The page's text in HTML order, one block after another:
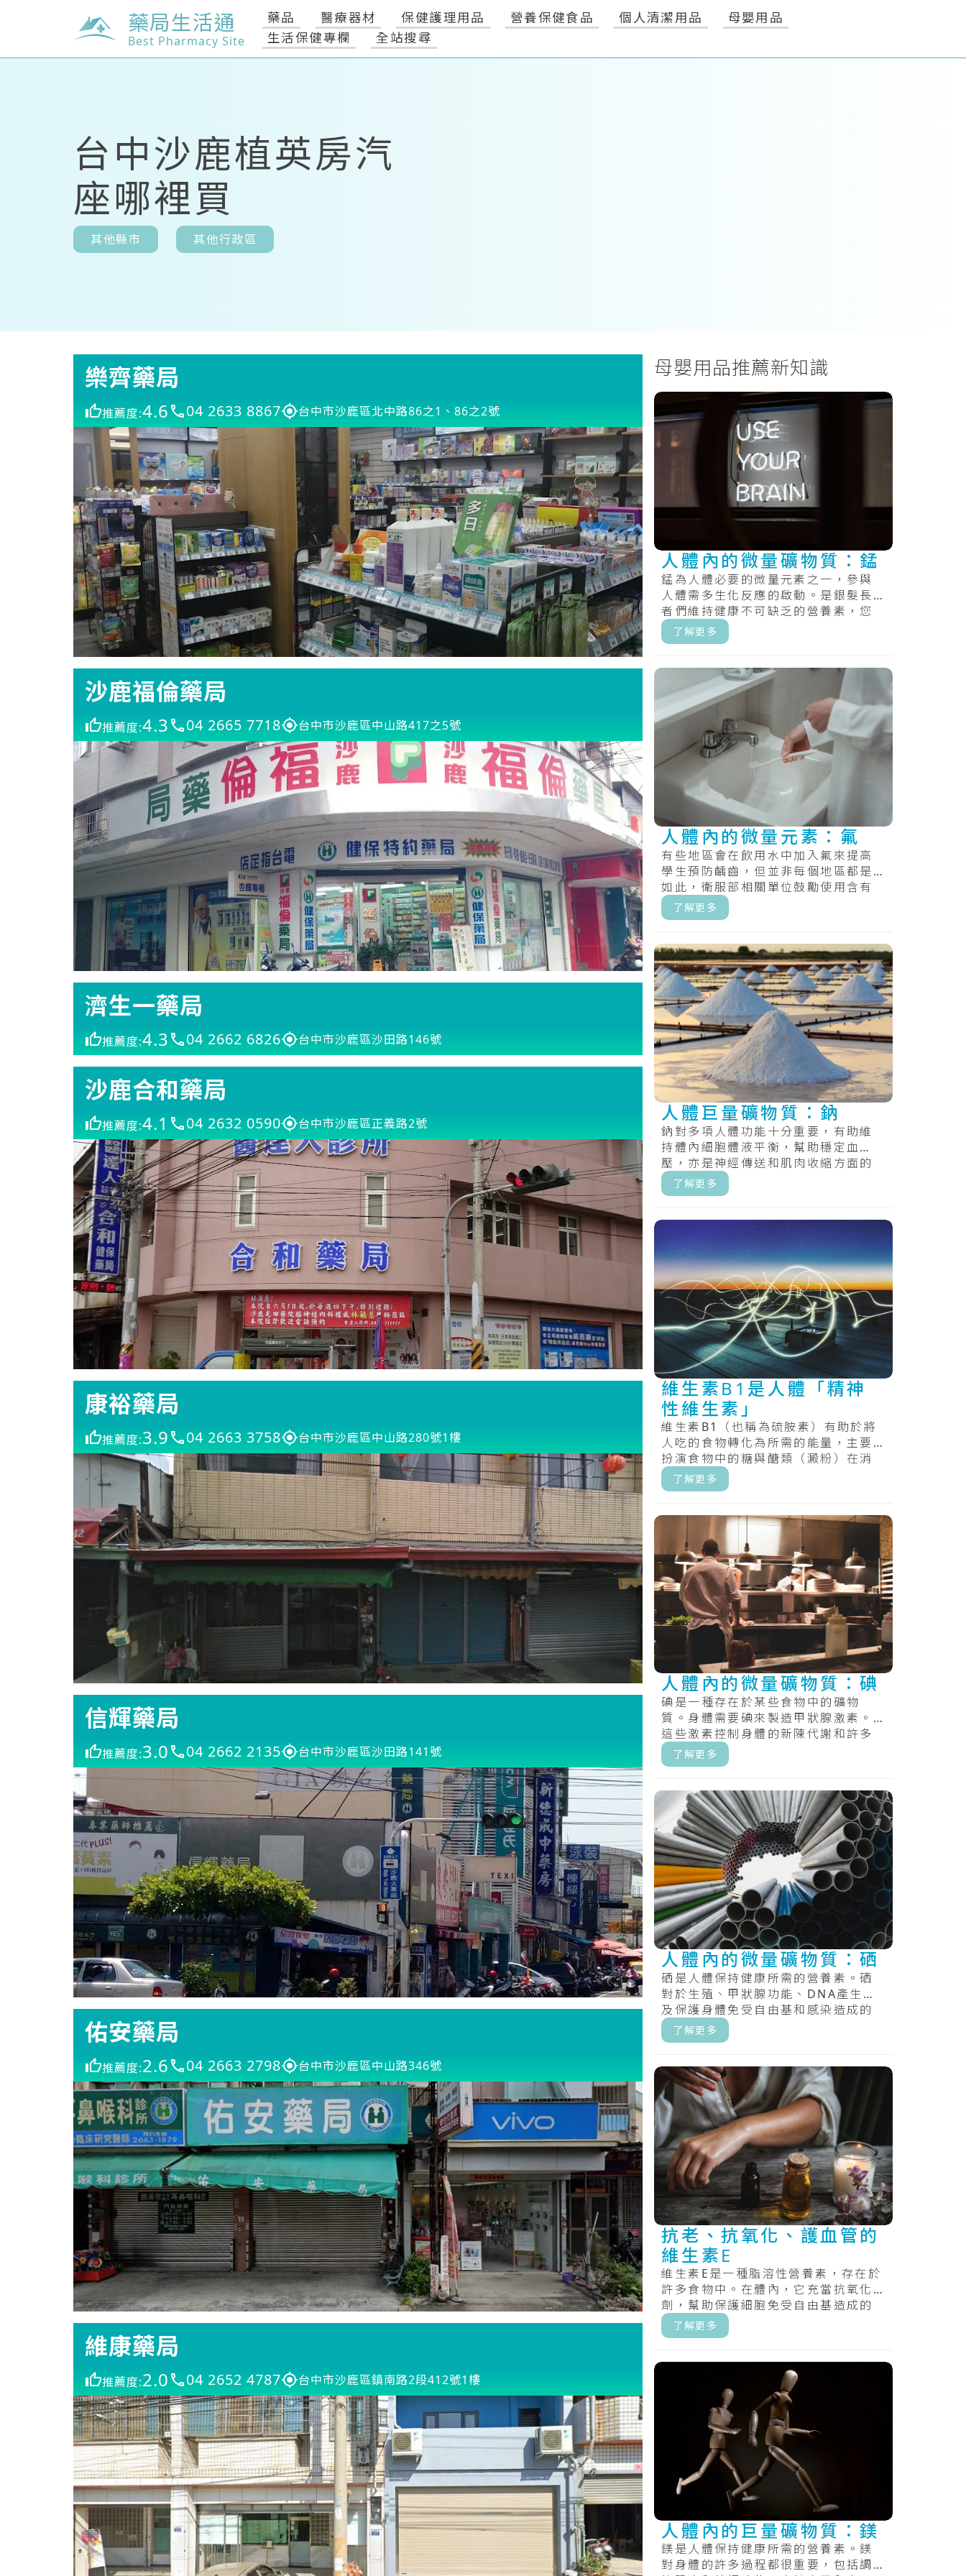
藥局生活通
Best Pharmacy Site
藥品 醫療器材 保健護理用品 營養保健食品 個人清潔用品
母嬰用品
生活保健專欄
全站搜尋
台中沙鹿植英房汽
座哪裡買
其他縣市 其他行政區
樂齊藥局
推薦度:4.6 04 2633 8867 台中市沙鹿區北中路86之1、86之2號
沙鹿福倫藥局
推薦度:4.3 04 2665 7718 台中市沙鹿區中山路417之5號
濟生一藥局
推薦度:4.3 04 2662 6826 台中市沙鹿區沙田路146號
沙鹿合和藥局
推薦度:4.1 04 2632 0590 台中市沙鹿區正義路2號
康裕藥局
推薦度:3.9 04 2663 3758 台中市沙鹿區中山路280號1樓
信輝藥局
推薦度:3.0 04 2662 2135 台中市沙鹿區沙田路141號
佑安藥局
推薦度:2.6 04 2663 2798 台中市沙鹿區中山路346號
維康藥局
推薦度:2.0 04 2652 4787 台中市沙鹿區鎮南路2段412號1樓
母嬰用品推薦新知識
人體內的微量礦物質：錳
錳為人體必要的微量元素之一，參與
人體需多生化反應的啟動。是銀髮長
者們維持健康不可缺乏的營養素，您
的身體需要保持健康。.....
了解更多
人體內的微量元素：氟
有些地區會在飲用水中加入氟來提高
學生預防齲齒，但並非每個地區都是
如此，衛服部相關單位鼓勵使用含有
氟化物的牙膏、食用氟錠，和定期在
牙齒上塗.....
了解更多
人體巨量礦物質：鈉
鈉對多項人體功能十分重要，有助維
持體內細胞體液平衡，幫助穩定血
壓，亦是神經傳送和肌肉收縮方面的
必需元素，可令肌肉和神經系統操作
正常。.....
了解更多
維生素B1是人體「精神
性維生素」
維生素B1（也稱為硫胺素）有助於將
人吃的食物轉化為所需的能量，主要
扮演食物中的糖與醣類（澱粉）在消
化過程中的處理角色，最後產生能
量。.....
了解更多
人體內的微量礦物質：碘
碘是一種存在於某些食物中的礦物
質。身體需要碘來製造甲狀腺激素。
這些激素控制身體的新陳代謝和許多
其他重要功能。在懷孕和嬰兒期，身
體還需要甲.....
了解更多
人體內的微量礦物質：硒
硒是人體保持健康所需的營養素。硒
對於生殖、甲狀腺功能、DNA產生以
及保護身體免受自由基和感染造成的
損害很重要。.....
了解更多
抗老、抗氧化、護血管的
維生素E
維生素E是一種脂溶性營養素，存在於
許多食物中。在體內，它充當抗氧化
劑，幫助保護細胞免受自由基造成的
損害，維持體內氧化還原的平衡。.....
了解更多
人體內的巨量礦物質：鎂
鎂是人體保持健康所需的營養素。鎂
對身體的許多過程都很重要，包括調